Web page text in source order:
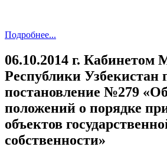
Подробнее...
06.10.2014 г. Кабинетом
Республики Узбекистан
постановление №279
положений о порядке
объектов
собственности»